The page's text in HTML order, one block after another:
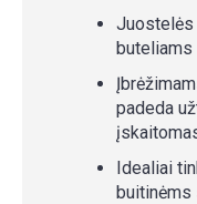
Juostelės
buteliams
padeda
Idealiai
buitinėms